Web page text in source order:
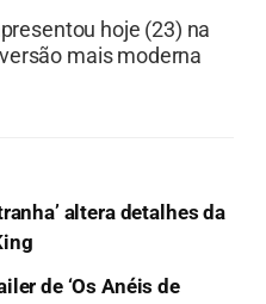
hoje (23) na
mais moderna
altera detalhes da
de ‘Os Anéis de